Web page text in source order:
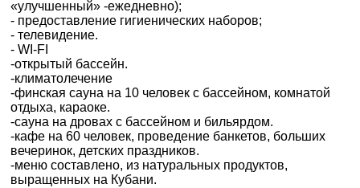
«улучшенный» -ежедневно);
- предоставление гигиенических наборов;
- телевидение.
- WI-FI
-открытый бассейн.
-климатолечение
-финская сауна на 10 человек с бассейном, комнатой
отдыха, караоке.
-сауна на дровах с бассейном и бильярдом.
-кафе на 60 человек, проведение банкетов, больших
вечеринок, детских праздников.
-меню составлено, из натуральных продуктов,
выращенных на Кубани.